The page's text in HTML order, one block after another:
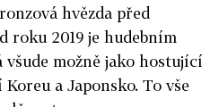
hvězda před
roku 2019 je hudebním
možně jako hostující
a Japonsko. To vše